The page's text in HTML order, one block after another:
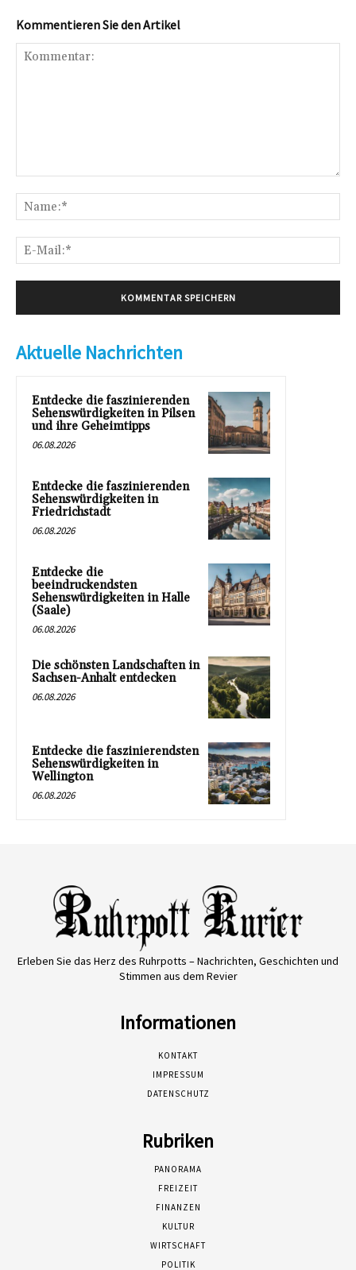
Kommentieren Sie den Artikel
Aktuelle Nachrichten
Entdecke die faszinierenden
Sehenswürdigkeiten in Pilsen
und ihre Geheimtipps
06.08.2026
Entdecke die faszinierenden
Sehenswürdigkeiten in
Friedrichstadt
06.08.2026
Entdecke die
beeindruckendsten
Sehenswürdigkeiten in Halle
(Saale)
06.08.2026
Die schönsten Landschaften in
Sachsen-Anhalt entdecken
06.08.2026
Entdecke die faszinierendsten
Sehenswürdigkeiten in
Wellington
06.08.2026
Erleben Sie das Herz des Ruhrpotts – Nachrichten, Geschichten und
Stimmen aus dem Revier
Informationen
KONTAKT
IMPRESSUM
DATENSCHUTZ
Rubriken
PANORAMA
FREIZEIT
FINANZEN
KULTUR
WIRTSCHAFT
POLITIK